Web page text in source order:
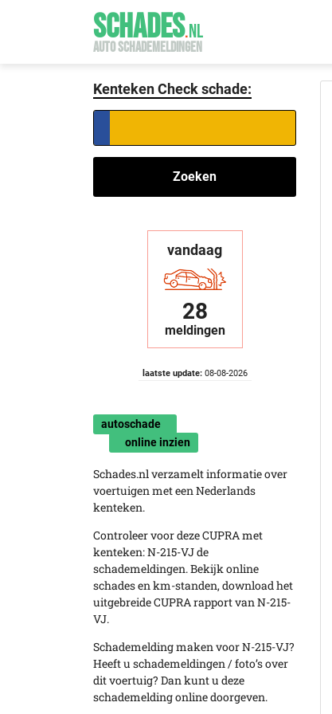
SCHADES.NL
AUTO SCHADEMELDINGEN
Kenteken Check schade:
Zoeken
vandaag
28
meldingen
laatste update:08-08-2026
autoschade
online inzien
Schades.nl verzamelt informatie over
voertuigen met een Nederlands
kenteken.
Controleer voor deze CUPRA met
kenteken: N-215-VJ de
schademeldingen. Bekijk online
schades en km-standen, download het
uitgebreide CUPRA rapport van N-215-
VJ.
Schademelding maken voor N-215-VJ?
Heeft u schademeldingen / foto’s over
dit voertuig? Dan kunt u deze
schademelding online doorgeven.